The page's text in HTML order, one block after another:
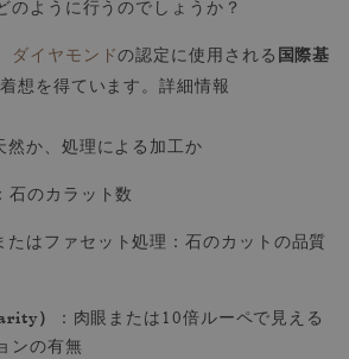
のように行うのでしょうか？
ダイヤモンドの認定に使用される 国際基
想を得ています。詳細情報
然か、処理による加工か
：石のカラット数
たはファセット処理：石のカットの品質
）
：肉眼または10倍ルーペで見える
ンの有無